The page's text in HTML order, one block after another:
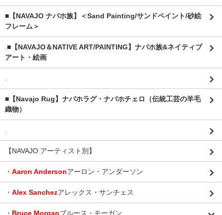
■【NAVAJO ナバホ族】＜Sand Painting/サンドペイント/砂絵
フレーム＞
.■【NAVAJO＆NATIVE ART/PAINTING】ナバホ族&ネイティブ
アート・絵画
.
■【Navajo Rug】ナバホラグ・ナバホチェロ（伝統工芸の羊毛
織物）
.
【NAVAJO アーティスト別】
・ Aaron Andersonアーロン・アンダーソン
・ Alex Sanchezアレックス・サンチェス
・ Bruce Morganブルース・モーガン